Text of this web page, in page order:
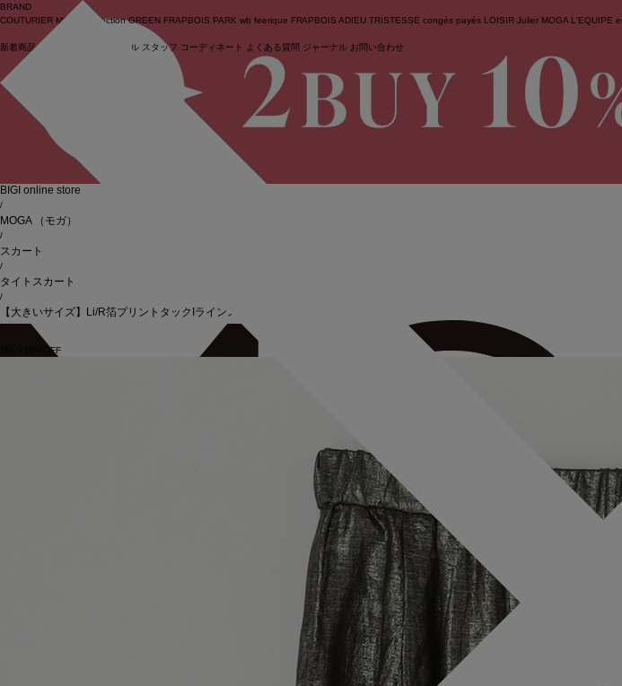
ログイン
BRAND
COUTURIER MOGA Collection GREEN FRAPBOIS PARK wb feerique FRAPBOIS ADIEU TRISTESSE congés payés LOISIR Julier MOGA L'EQUIPE
新着商品 (ライブ) セール スタッフ コーディネート よくある質問 ジャーナル お問い合わせ
BIGI online store
/
MOGA （モガ）
/
スカート
/
タイトスカート
/
【大きいサイズ】Li/R箔プリントタックIラインスカート
2BUY10%OFF